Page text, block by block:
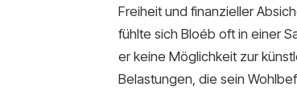
Freiheit und finanzieller
fühlte sich Bloéb oft in einer
er keine Möglichkeit zur
Belastungen, die sein